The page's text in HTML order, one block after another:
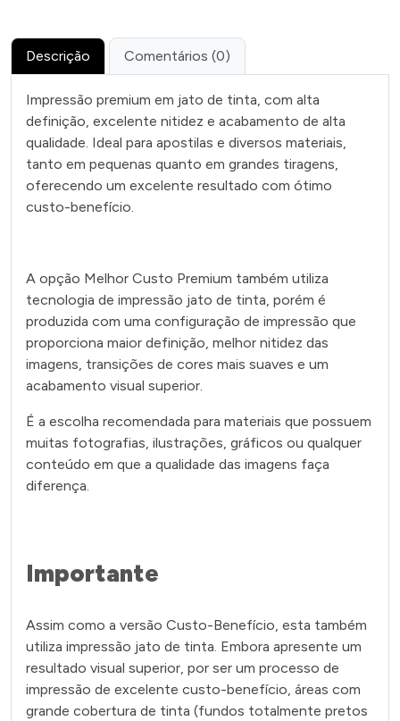
Descrição Comentários (0)
Impressão premium em jato de tinta, com alta
definição, excelente nitidez e acabamento de alta
qualidade. Ideal para apostilas e diversos materiais,
tanto em pequenas quanto em grandes tiragens,
oferecendo um excelente resultado com ótimo
custo-benefício.
A opção Melhor Custo Premium também utiliza
tecnologia de impressão jato de tinta, porém é
produzida com uma configuração de impressão que
proporciona maior definição, melhor nitidez das
imagens, transições de cores mais suaves e um
acabamento visual superior.
É a escolha recomendada para materiais que possuem
muitas fotografias, ilustrações, gráficos ou qualquer
conteúdo em que a qualidade das imagens faça
diferença.
Importante
Assim como a versão Custo-Benefício, esta também
utiliza impressão jato de tinta. Embora apresente um
resultado visual superior, por ser um processo de
impressão de excelente custo-benefício, áreas com
grande cobertura de tinta (fundos totalmente pretos